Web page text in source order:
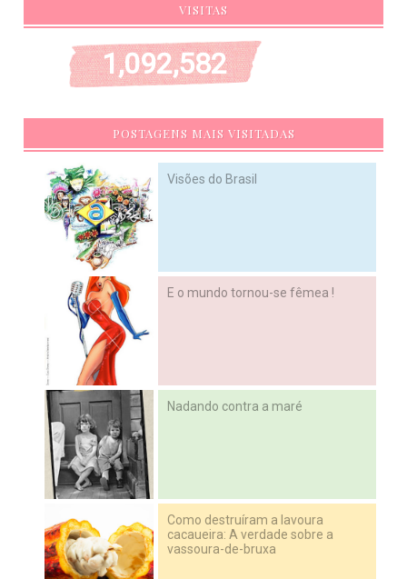
VISITAS
1,092,582
POSTAGENS MAIS VISITADAS
Visões do Brasil
E o mundo tornou-se fêmea !
Nadando contra a maré
Como destruíram a lavoura
cacaueira: A verdade sobre a
vassoura-de-bruxa